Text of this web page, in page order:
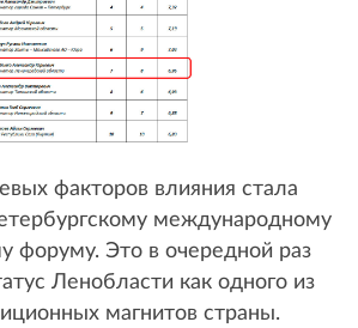
факторов влияния стала
международному
форуму. Это в очередной раз
Ленобласти как одного из
магнитов страны.